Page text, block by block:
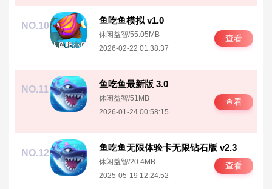
NO.10
鱼吃鱼模拟 v1.0
休闲益智/55.05MB
2026-02-22 01:38:37
查看
NO.11
鱼吃鱼最新版 3.0
休闲益智/51MB
2026-01-24 00:58:15
查看
NO.12
鱼吃鱼无限体验卡无限钻石版 v2.3
休闲益智/20.4MB
2025-05-19 12:24:52
查看